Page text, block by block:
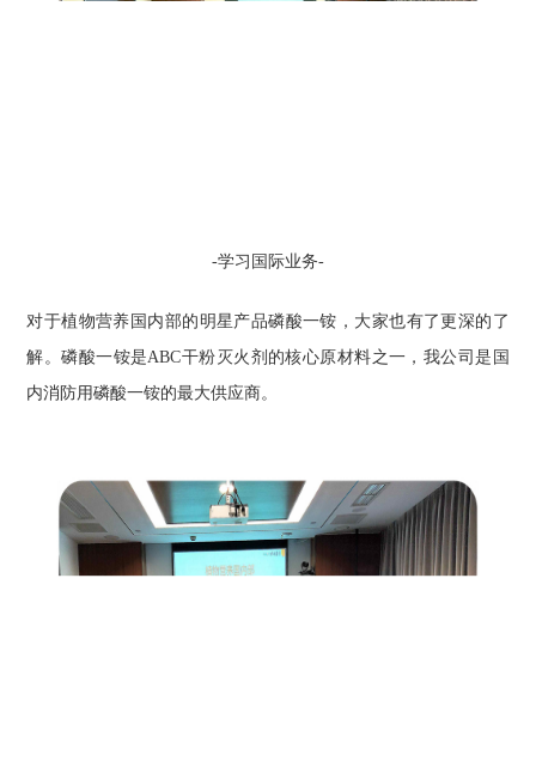
-学习 国际业务-
对于植物营养国内部的明星产品磷酸一铵，大家也有了更深的了
解。磷酸一铵是ABC干粉灭火剂的核心原材料之一，我公司是国
内消防用磷酸一铵的最大供应商。